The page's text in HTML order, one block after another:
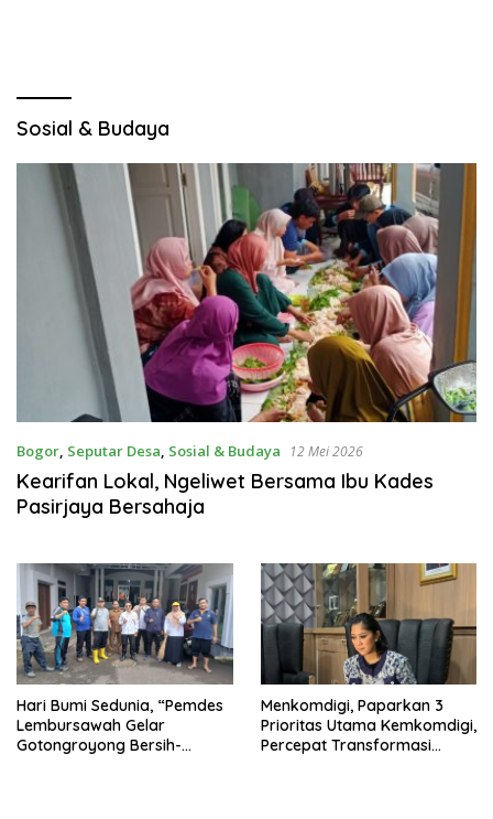
Sosial & Budaya
Bogor Seputar Desa Sosial & Budaya 12 Mei 2026
Kearifan Lokal, Ngeliwet Bersama Ibu Kades
Pasirjaya Bersahaja
Hari Bumi Sedunia, “Pemdes
Lembursawah Gelar
Gotongroyong Bersih-
Menkomdigi, Paparkan 3
Prioritas Utama Kemkomdigi,
Percepat Transformasi